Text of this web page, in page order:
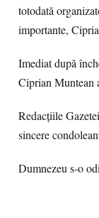
totodată
importante,
Imediat după
Ciprian Muntean
Redacțiile
sincere
Dumnezeu s-o